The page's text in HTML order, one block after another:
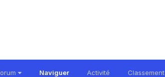
Naviguer Activité Classement